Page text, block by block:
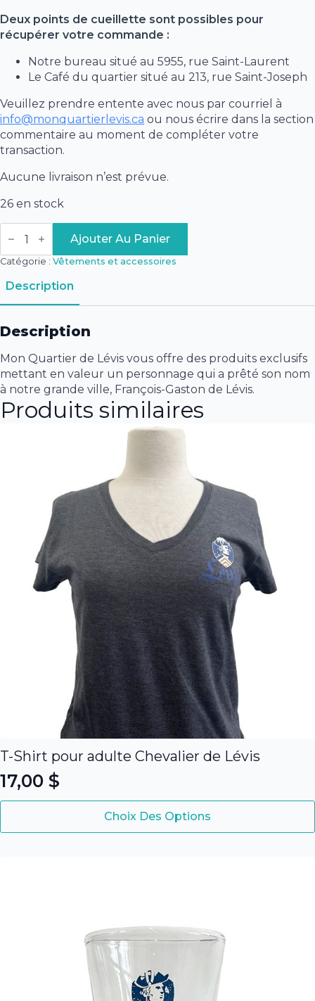
Deux points de cueillette sont possibles pour
récupérer votre commande :
Notre bureau situé au 5955, rue Saint-Laurent
Le Café du quartier situé au 213, rue Saint-Joseph
Veuillez prendre entente avec nous par courriel à
info@monquartierlevis.ca ou nous écrire dans la section
commentaire au moment de compléter votre
transaction.
Aucune livraison n’est prévue.
26 en stock
quantité
de
et
en
mousse
François-
de
Lévis
Ajouter Au Panier
Catégorie : Vêtements et accessoires
Description
Description
Mon Quartier de Lévis vous offre des produits exclusifs
mettant en valeur un personnage qui a prêté son nom
à notre grande ville, François-Gaston de Lévis.
Produits similaires
T-Shirt pour adulte Chevalier de Lévis
17,00 $
Choix Des Options
Ce